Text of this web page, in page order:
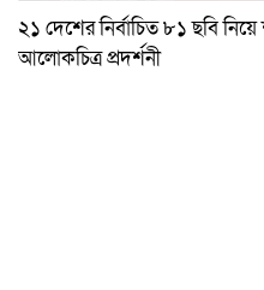
২১ দেশের নির্বাচিত ৮১ ছবি নিয়ে
আলোকচিত্র প্রদর্শনী